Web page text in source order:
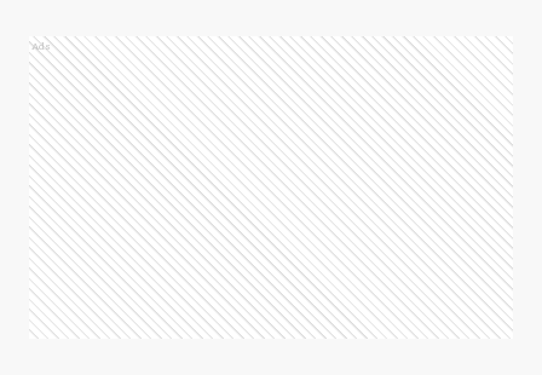
Ads